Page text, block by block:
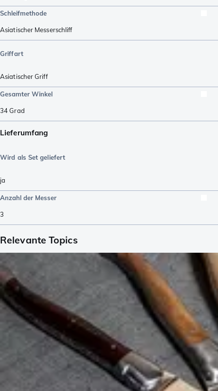
Schleifmethode
Asiatischer Messerschliff
Griffart
Asiatischer Griff
Gesamter Winkel
34Grad
Lieferumfang
Wird als Set geliefert
ja
Anzahl der Messer
3
Relevante Topics